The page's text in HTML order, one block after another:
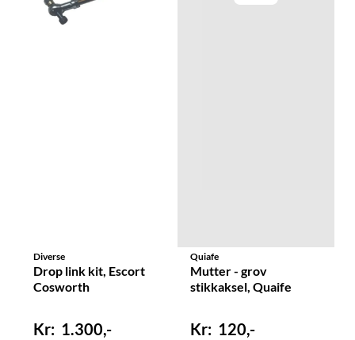
Diverse
Drop link kit, Escort
Cosworth
1.300,-
Quiafe
Mutter - grov
stikkaksel, Quaife
120,-